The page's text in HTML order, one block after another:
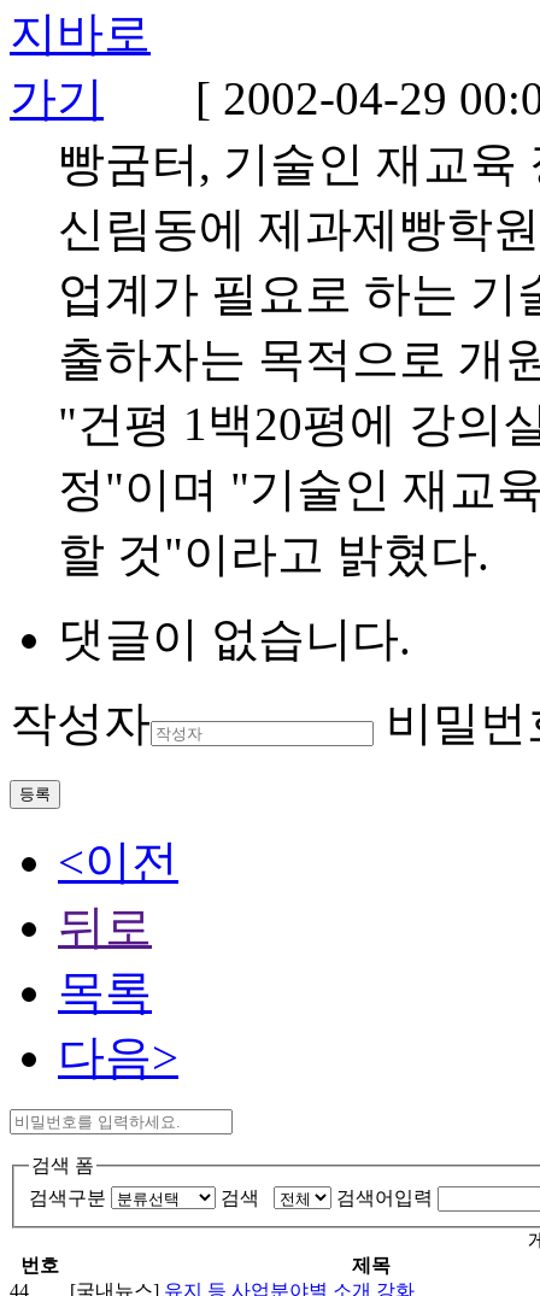
[ 2002-04-29
빵굼터, 기술인 재교육
신림동에 제과제빵학
업계가 필요로 하는 기
출하자는 목적으로 개
"건평 1백20평에 강의
정"이며 "기술인 재교
할 것"이라고 밝혔다.
댓글이 없습니다.
작성자
비밀번
등록
<이전
뒤로
목록
다음>
검색 폼
검색구분
검색 검색어입력
번호
제목
44
[국내뉴스] 유지 등 사업분야별 소개 강화